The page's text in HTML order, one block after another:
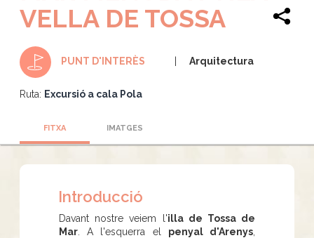
VELLA DE TOSSA
PUNT D'INTERÈS Arquitectura
Ruta: Excursió a cala Pola
FITXA IMATGES
Introducció
Davant nostre veiem l'illa de Tossa de
Mar . A l'esquerra el penyal d'Arenys